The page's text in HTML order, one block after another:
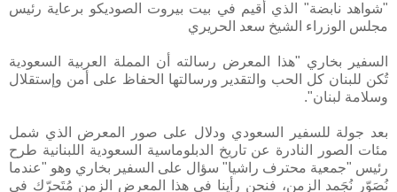
"شواهد نابضة" الذي أقيم في بيت بيروت الصوديكو برعاية رئيس
مجلس الوزراء الشيخ سعد الحريري
السفير بخاري "هذا المعرض رسالته أن المملة العربية السعودية
تُكن للبنان كل الحب والتقدير ورسالتها الحفاظ على أمن وإستقلال
وسلامة لبنان".
بعد جولة للسفير السعودي ودلال على صور المعرض الذي شمل
مئات الصور النادرة عن تاريخ الدبلوماسية السعودية اللبنانية طرح
رئيس "جمعية محترف راشيا" سؤال على السفير بخاري وهو "عندما
نُصَوّر نُجَمد الزمن، فنحن رأينا في هذا المعرض الزمن مُتَحرّك في